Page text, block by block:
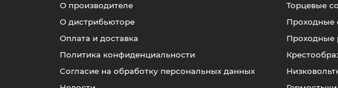
О производителе
О дистрибьюторе
Оплата и доставка
Политика конфиденциальности
Согласие на обработку персональных данных
Торцевые
Проходные
Проходные